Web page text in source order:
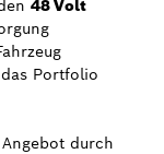
48 Volt
Portfolio
durch